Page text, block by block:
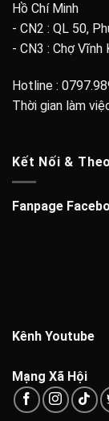
Hồ Chí Minh
- CN2 : QL 50,
- CN3 : Chợ Vĩnh
Hotline :
Thời gian làm
Kết Nối &
Fanpage
Kênh Youtube
Mạng Xã Hội